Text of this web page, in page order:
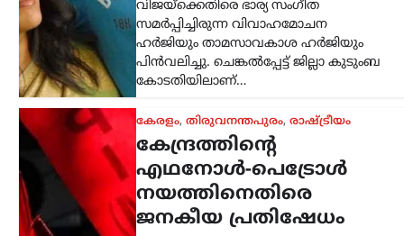
വിമർശനവുമായി സിപിഐഎം പോളിറ്റ്
ബ്യൂറോ. ഭക്ഷ്യവിളകൾ ഇന്ധന
ഉൽപ്പാദനത്തിനായി വ്യാപകമായി
ഉപയോഗിക്കുന്നത് രാജ്യത്തിന്റെ
ഭക്ഷ്യസുരക്ഷയെ ബാധിക്കുമെന്നാണ്
കേരളം,തിരുവനന്തപുരം
അടിയന്തര
സാഹചര്യത്തിൽ
വെടിവെക്കാൻ